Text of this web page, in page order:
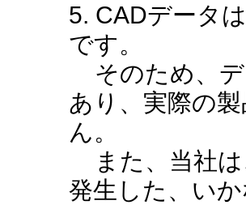
5. CADデータ
です。
そのため、デ
あり、実際の
ん。
また、当社は
発生した、い